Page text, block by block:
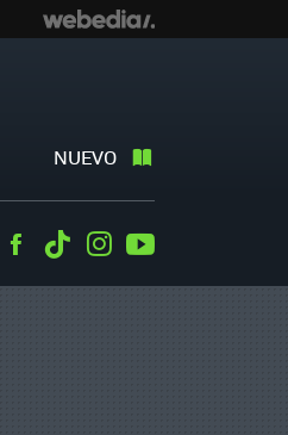
NUEVO
TwitterFacebook
TiktokInstagram